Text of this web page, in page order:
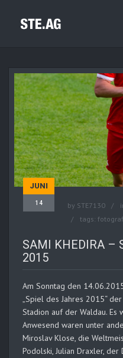
JUNI
14 by STE7130
tags:
SAMI KHEDIRA –
2015
Am Sonntag den
„Spiel des Jahres 2015“
Stadion auf der Waldau. Es
Anwesend waren unter
Miroslav Klose, die
Podolski, Julian Draxler,